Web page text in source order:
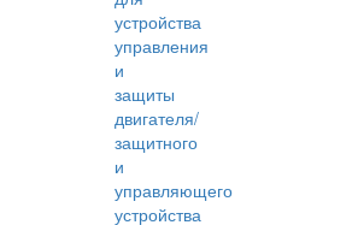
устройства
управления
и
защиты
двигателя/
защитного
и
управляющего
устройства